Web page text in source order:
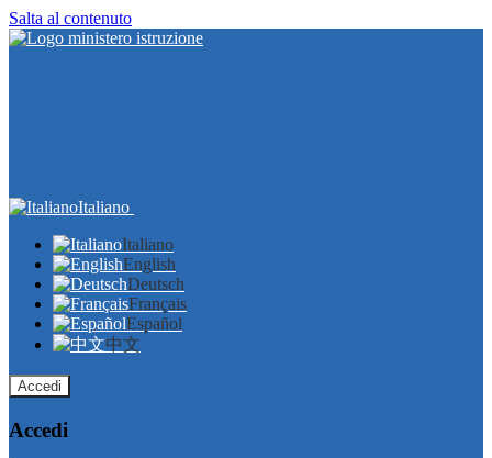
Salta al contenuto
Italiano
Italiano
English
Deutsch
Français
Español
中文
Accedi
Accedi